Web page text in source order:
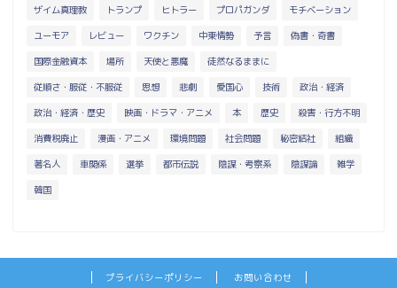
ザイム真理教 トランプ ヒトラー プロパガンダ モチベーション
ユーモア レビュー ワクチン 中東情勢 予言 偽書・奇書
国際金融資本 場所 天使と悪魔 徒然なるままに
従順さ・服従・不服従 思想 悲劇 愛国心 技術 政治・経済
政治・経済・歴史 映画・ドラマ・アニメ 本 歴史 殺害・行方不明
消費税廃止 漫画・アニメ 環境問題 社会問題 秘密結社 組織
著名人 車関係 選挙 都市伝説 陰謀・考察系 陰謀論 雑学
韓国
プライバシーポリシー
お問い合わせ